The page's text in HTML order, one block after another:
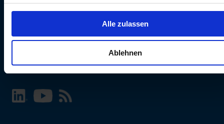
Alle zulassen
Ablehnen
SCHURTER Webseite und Sprache wählen
INTERNATIONAL - Deutsch